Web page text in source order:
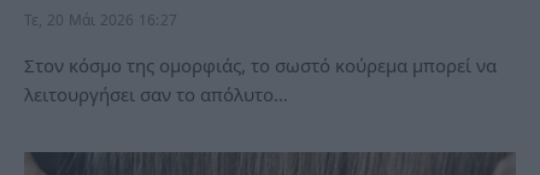
Τε, 20 Μάι 2026 16:27
Στον κόσμο της ομορφιάς, το σωστό κούρεμα μπορεί να
λειτουργήσει σαν το απόλυτο…